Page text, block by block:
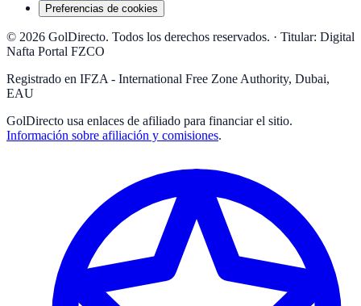
Preferencias de cookies
© 2026 GolDirecto. Todos los derechos reservados. · Titular: Digital
Nafta Portal FZCO
Registrado en IFZA - International Free Zone Authority, Dubai,
EAU
GolDirecto usa enlaces de afiliado para financiar el sitio.
Información sobre afiliación y comisiones.